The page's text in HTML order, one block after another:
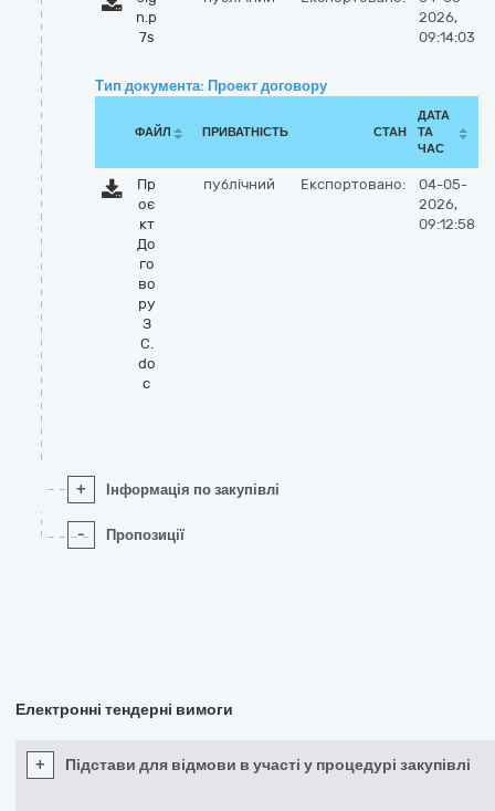
n.p
7s
2026,
09:14:03
Тип документа: Проект договору
ФАЙЛ ПРИВАТНІСТЬ СТАН
ДАТА
ТА
ЧАС
Пр
оє
кт
До
го
во
ру
З
С.
do
c
публічний Експортовано:
04-05-
2026,
09:12:58
+ Інформація по закупівлі
- Пропозиції
Електронні тендерні вимоги
+ Підстави для відмови в участі у процедурі закупівлі